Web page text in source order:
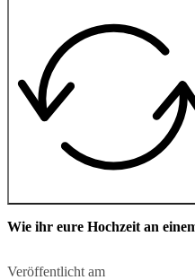
Wie ihr eure Hochzeit an
Veröffentlicht am